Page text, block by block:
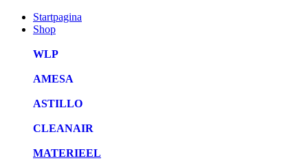
Startpagina
Shop
WLP
AMESA
ASTILLO
CLEANAIR
MATERIEEL